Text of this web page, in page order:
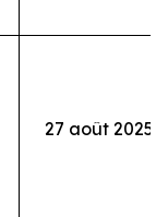
27 août 2025